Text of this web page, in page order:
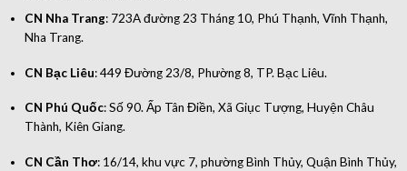
CN Nha Trang: 723A đường 23 Tháng 10, Phú Thạnh, Vĩnh Thạnh,
Nha Trang.
CN Bạc Liêu: 449 Đường 23/8, Phường 8, TP. Bạc Liêu.
CN Phú Quốc: Số 90. Ấp Tân Điền, Xã Giục Tượng, Huyện Châu
Thành, Kiên Giang.
CN Cần Thơ: 16/14, khu vực 7, phường Bình Thủy, Quận Bình Thủy,